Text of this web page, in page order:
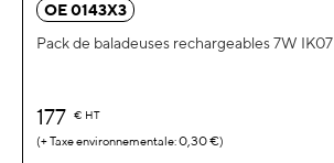
OE 0143X3
Pack de baladeuses rechargeables 7W IK07
177 € HT
0,30 €